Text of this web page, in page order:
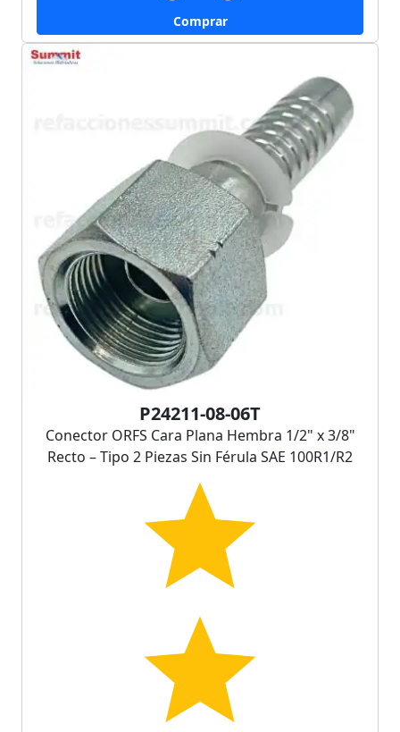
Comprar
P24211-08-06T
Conector ORFS Cara Plana Hembra 1/2" x 3/8"
Recto – Tipo 2 Piezas Sin Férula SAE 100R1/R2